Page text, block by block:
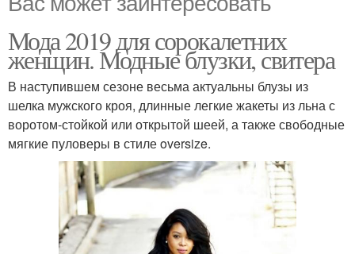
Мода 2019 для сорокалетних
женщин. Модные блузки, свитера
В наступившем сезоне весьма актуальны блузы из
шелка мужского кроя, длинные легкие жакеты из льна с
воротом-стойкой или открытой шеей, а также свободные
мягкие пуловеры в стиле oversize.